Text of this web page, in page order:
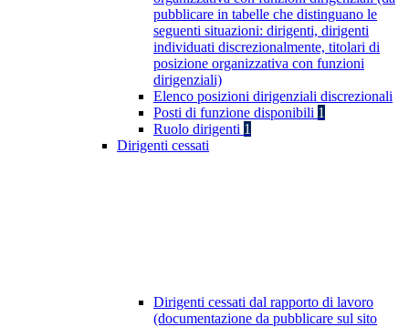
pubblicare in tabelle che distinguano le
seguenti situazioni: dirigenti, dirigenti
individuati discrezionalmente, titolari di
posizione organizzativa con funzioni
dirigenziali)
Elenco posizioni dirigenziali discrezionali
Posti di funzione disponibili 1
Ruolo dirigenti 1
Dirigenti cessati
Dirigenti cessati dal rapporto di lavoro
(documentazione da pubblicare sul sito